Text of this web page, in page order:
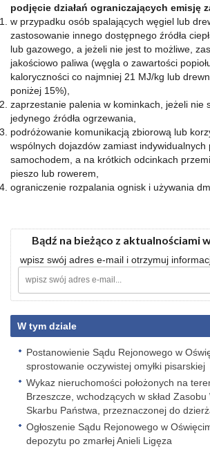
podjęcie działań ograniczających emisję
w przypadku osób spalających węgiel lub
zastosowanie innego dostępnego źródła
lub gazowego, a jeżeli nie jest to możliwe,
jakościowo paliwa (węgla o zawartości
kaloryczności co najmniej 21 MJ/kg lub
poniżej 15%),
zaprzestanie palenia w kominkach, jeżeli nie
jedynego źródła ogrzewania,
podróżowanie komunikacją zbiorową lub
wspólnych dojazdów zamiast indywidualnych
samochodem, a na krótkich odcinkach
pieszo lub rowerem,
ograniczenie rozpalania ognisk i używania
Bądź na bieżąco z aktualnościami
wpisz swój adres e-mail i otrzymuj
W tym dziale
Postanowienie Sądu Rejonowego w
sprostowanie oczywistej omyłki pisarskiej
Wykaz nieruchomości położonych na
Brzeszcze, wchodzących w skład Zasobu
Skarbu Państwa, przeznaczonej do
Ogłoszenie Sądu Rejonowego w
depozytu po zmarłej Anieli Ligęza